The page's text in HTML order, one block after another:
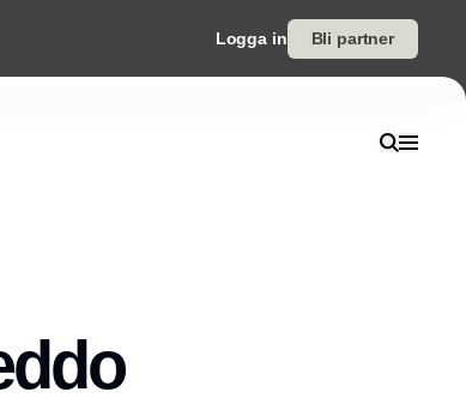
Logga in Bli partner